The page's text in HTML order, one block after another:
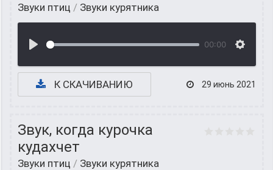
Звуки птиц / Звуки курятника
00:00
К СКАЧИВАНИЮ 29 июнь 2021
Звук, когда курочка
кудахчет
Звуки птиц / Звуки курятника